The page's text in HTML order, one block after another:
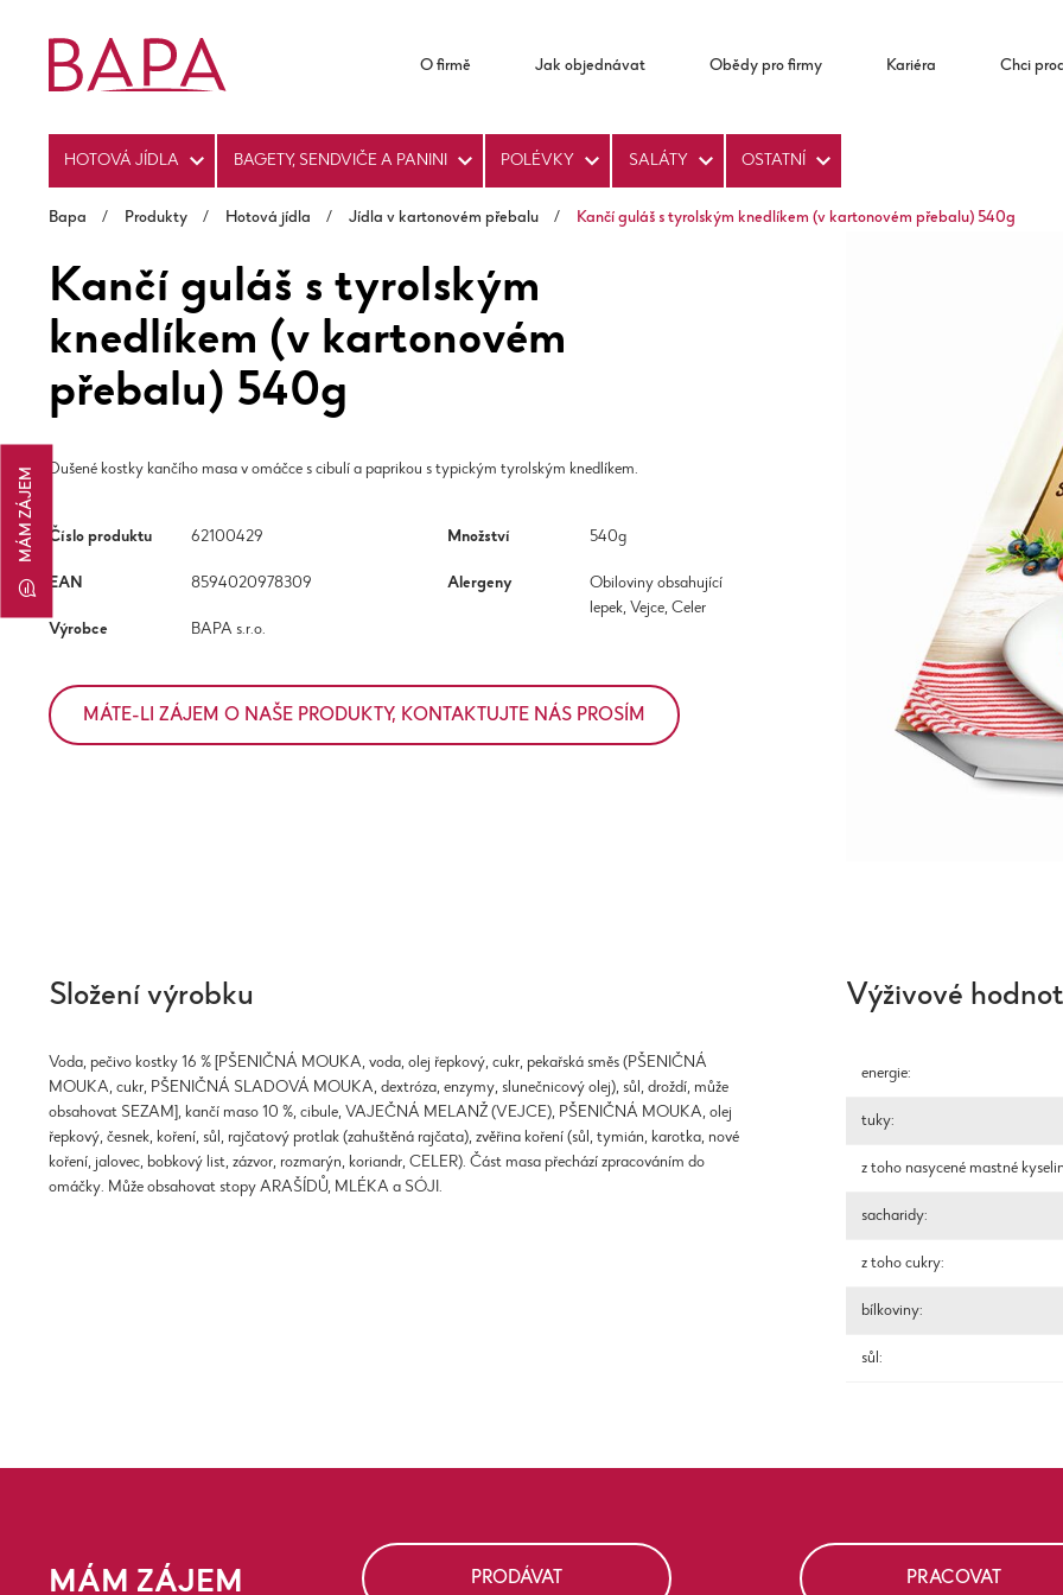
MÁM ZÁJEM
HOTOVÁ JÍDLA BAGETY, SENDVIČE A PANINI POLÉVKY SALÁTY OSTATNÍ
O firmě Jak objednávat Obědy pro firmy Kariéra Chci
Bapa / Produkty / Hotová jídla / Jídla v kartonovém přebalu / Kančí guláš s tyrolským knedlíkem (v kartonovém přebalu) 540g
Kančí guláš s tyrolským
knedlíkem (v kartonovém
přebalu) 540g
Dušené kostky kančího masa v omáčce s cibulí a paprikou s typickým tyrolským knedlíkem.
Číslo produktu 62100429
EAN 8594020978309
Výrobce BAPA s.r.o.
Množství 540g
Alergeny
Obiloviny obsahující
lepek, Vejce, Celer
MÁTE-LI ZÁJEM O NAŠE PRODUKTY, KONTAKTUJTE NÁS PROSÍM
Složení výrobku
Voda, pečivo kostky 16 % [PŠENIČNÁ MOUKA, voda, olej řepkový, cukr, pekařská směs (PŠENIČNÁ
MOUKA, cukr, PŠENIČNÁ SLADOVÁ MOUKA, dextróza, enzymy, slunečnicový olej), sůl, droždí, může
obsahovat SEZAM], kančí maso 10 %, cibule, VAJEČNÁ MELANŽ (VEJCE), PŠENIČNÁ MOUKA, olej
řepkový, česnek, koření, sůl, rajčatový protlak (zahuštěná rajčata), zvěřina koření (sůl, tymián, karotka, nové
koření, jalovec, bobkový list, zázvor, rozmarýn, koriandr, CELER). Část masa přechází zpracováním do
omáčky. Může obsahovat stopy ARAŠÍDŮ, MLÉKA a SÓJI.
Výživové
energie:
tuky:
z toho nasycené mastné
sacharidy:
z toho cukry:
bílkoviny:
sůl:
MÁM ZÁJEM PRODÁVAT PRACOVAT